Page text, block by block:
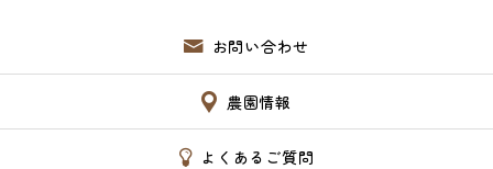
お問い合わせ
農園情報
よくあるご質問